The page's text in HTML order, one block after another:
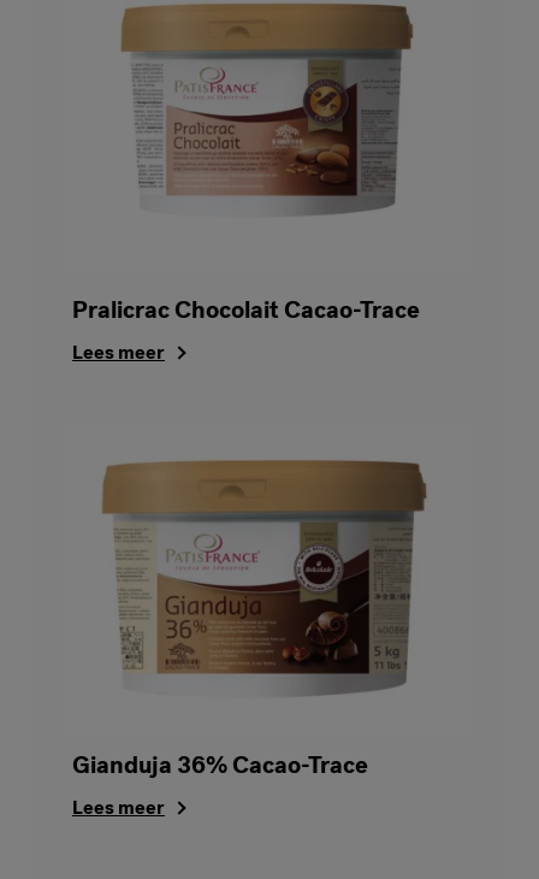
Pralicrac Chocolait Cacao-Trace
Lees meer
Gianduja 36% Cacao-Trace
Lees meer